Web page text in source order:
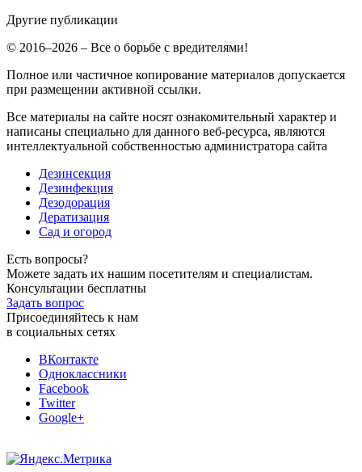
Другие публикации
© 2016–2026 – Все о борьбе с вредителями!
Полное или частичное копирование материалов допускается
при размещении активной ссылки.
Все материалы на сайте носят ознакомительный характер и
написаны специально для данного веб-ресурса, являются
интеллектуальной собственностью администратора сайта
Дезинсекция
Дезинфекция
Дезодорация
Дератизация
Сад и огород
Есть вопросы?
Можете задать их нашим посетителям и специалистам.
Консультации бесплатны
Задать вопрос
Присоединяйтесь к нам
в социальных сетях
ВКонтакте
Одноклассники
Facebook
Twitter
Google+